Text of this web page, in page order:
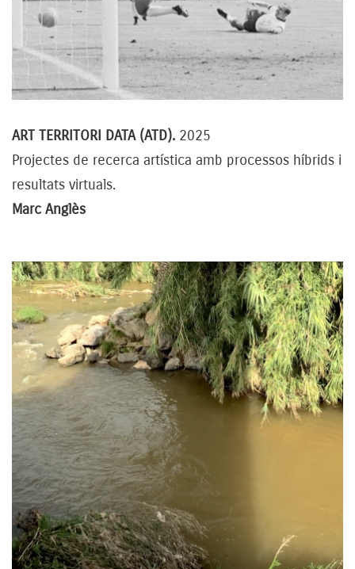
ART TERRITORI DATA (ATD). 2025
Projectes de recerca artística amb processos híbrids i
resultats virtuals.
Marc Anglès